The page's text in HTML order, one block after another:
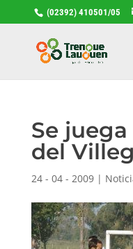
(02392) 410501/05
Se
del
24 - 04 - 2009|